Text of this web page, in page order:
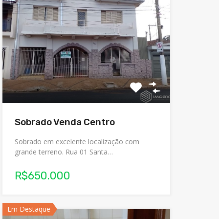
Sobrado Venda Centro
Sobrado em excelente localização com
grande terreno. Rua 01 Santa…
R$650.000
Em Destaque